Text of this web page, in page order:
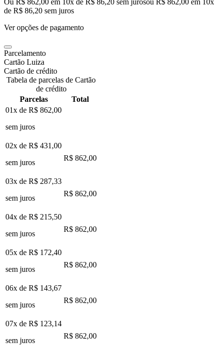
de R$ 86,20 sem juros
Ver opções de pagamento
Parcelamento
Cartão Luiza
Cartão de crédito
Tabela de parcelas de Cartão
de crédito
Parcelas
Total
01x de R$ 862,00
sem juros
02x de R$ 431,00
sem juros
R$ 862,00
03x de R$ 287,33
sem juros
R$ 862,00
04x de R$ 215,50
sem juros
R$ 862,00
05x de R$ 172,40
sem juros
R$ 862,00
06x de R$ 143,67
sem juros
R$ 862,00
07x de R$ 123,14
sem juros
R$ 862,00